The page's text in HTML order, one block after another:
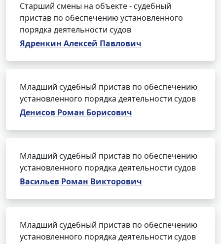
Старший смены на объекте - судебный
пристав по обеспечению установленного
порядка деятельности судов
Ядренкин Алексей Павлович
Младший судебный пристав по обеспечению
установленного порядка деятельности судов
Денисов Роман Борисович
Младший судебный пристав по обеспечению
установленного порядка деятельности судов
Васильев Роман Викторович
Младший судебный пристав по обеспечению
установленного порядка деятельности судов